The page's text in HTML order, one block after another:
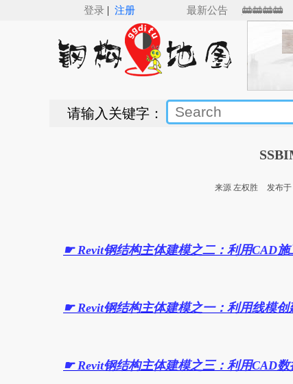
登录 | 注册 最新公告
Revit（v5.0）来了，Revit钢结构建模新纪元___🚋🚋🚋🚋
请输入关键字：
来源 左权胜 发布于
☛ Revit钢结构主体建模之二：利用CAD
☛ Revit钢结构主体建模之一：利用线模
☛ Revit钢结构主体建模之三：利用CAD